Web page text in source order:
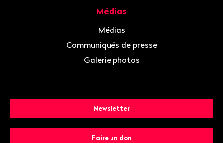
Médias
Médias
Communiqués de presse
Galerie photos
Newsletter
Faire un don